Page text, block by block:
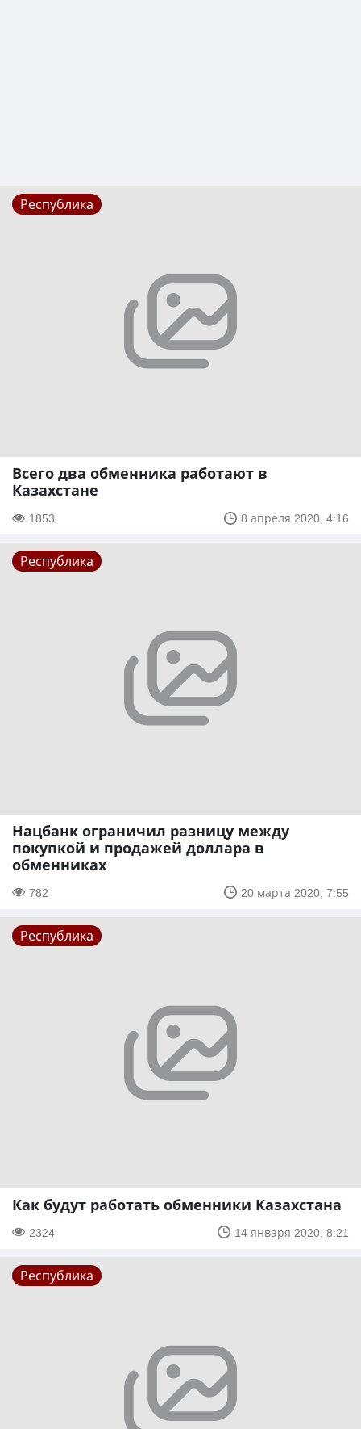
Республика
Всего два обменника работают в
Казахстане
1853 8 апреля 2020, 4:16
Республика
Нацбанк ограничил разницу между
покупкой и продажей доллара в
обменниках
782 20 марта 2020, 7:55
Республика
Как будут работать обменники Казахстана
2324 14 января 2020, 8:21
Республика